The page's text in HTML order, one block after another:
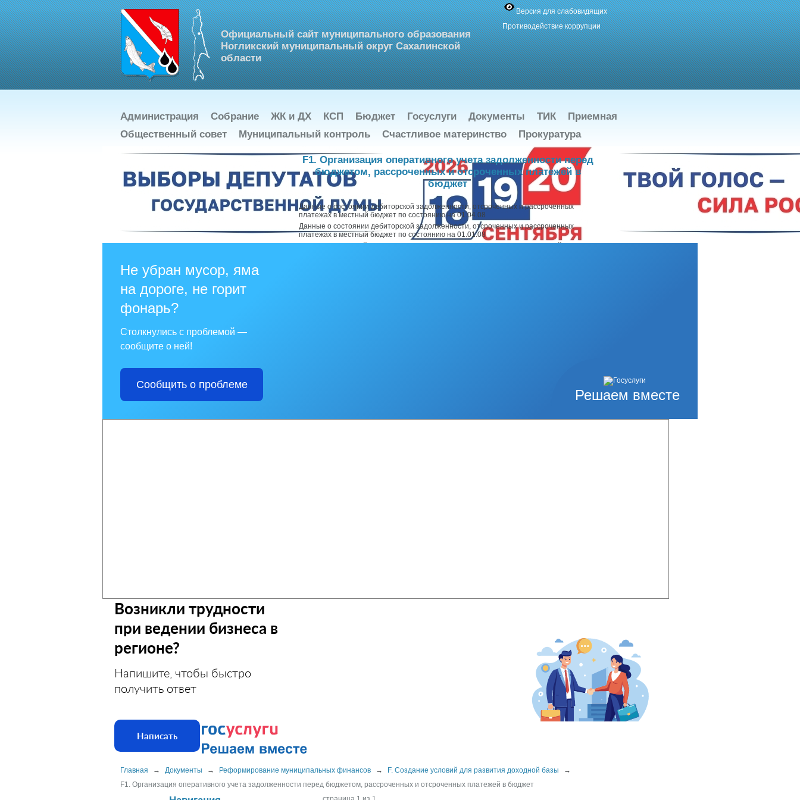
Официальный сайт муниципального образования
Ногликский муниципальный округ Сахалинской
области
Версия для слабовидящих
Противодействие коррупции
Администрация Собрание ЖК и ДХ КСП Бюджет Госуслуги Документы ТИК
Приемная
Общественный совет
Муниципальный контроль Счастливое материнство Прокуратура
Решаем вместе
Не убран мусор, яма
на дороге, не горит
фонарь?
Столкнулись с проблемой —
сообщите о ней!
Сообщить о проблеме
Возникли трудности
при ведении бизнеса в
регионе?
Напишите, чтобы быстро
получить ответ
Написать
Главная → Документы → Реформирование муниципальных финансов → F. Создание условий для развития доходной базы
→
F1. Организация оперативного учета задолженности перед бюджетом, рассроченных и отсроченных платежей в бюджет
F1. Организация оперативного учета задолженности перед
бюджетом, рассроченных и отсроченных платежей в
бюджет
Данные о состоянии дебиторской задолженности, отсроченных и рассроченных
платежах в местный бюджет по состоянию на 01.04.08
Данные о состоянии дебиторской задолженности, отсроченных и рассроченных
платежах в местный бюджет по состоянию на 01.01.08